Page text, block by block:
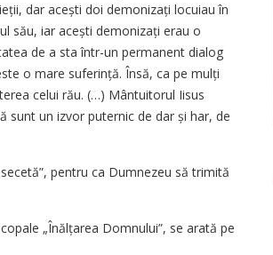
dar acești doi demonizați locuiau în
său, iar acești demonizați erau o
de a sta într-un permanent dialog
o mare suferință. Însă, ca pe mulți
celui rău. (…) Mântuitorul Iisus
sunt un izvor puternic de dar și har, de
pentru ca Dumnezeu să trimită
„Înălțarea Domnului”, se arată pe